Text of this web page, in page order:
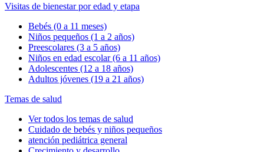
Visitas de bienestar por edad y etapa
Bebés (0 a 11 meses)
Niños pequeños (1 a 2 años)
Preescolares (3 a 5 años)
Niños en edad escolar (6 a 11 años)
Adolescentes (12 a 18 años)
Adultos jóvenes (19 a 21 años)
Temas de salud
Ver todos los temas de salud
Cuidado de bebés y niños pequeños
atención pediátrica general